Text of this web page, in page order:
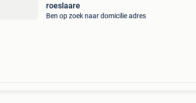
roeslaare
Ben op zoek naar domicilie adres